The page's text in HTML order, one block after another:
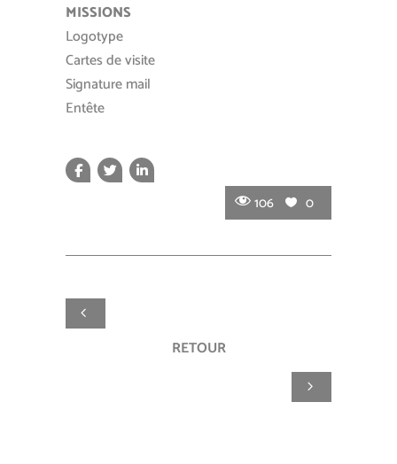
MISSIONS
Logotype
Cartes de visite
Signature mail
Entête
106 0
RETOUR